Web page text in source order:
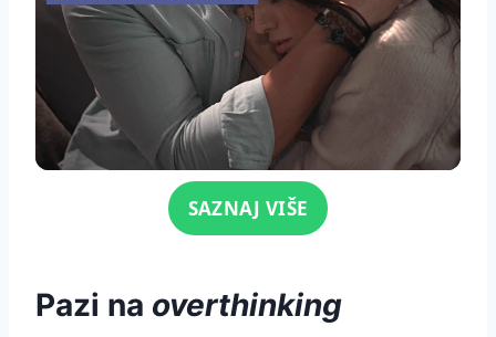
Click for soundSAZNAJ VIŠE
Pazi na overthinking